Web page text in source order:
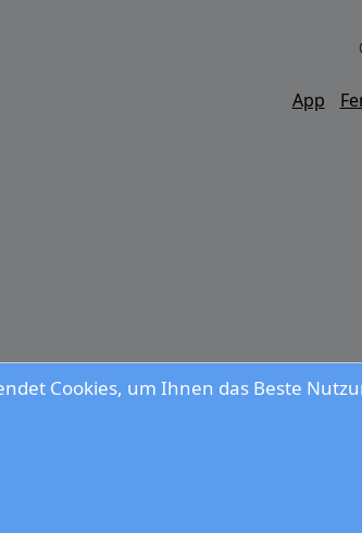
Cookies, um Ihnen das Beste
App